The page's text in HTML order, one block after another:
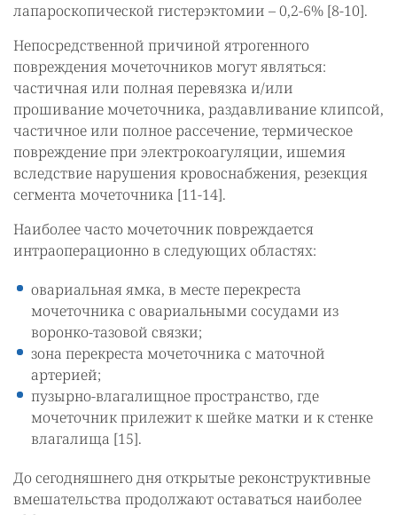
лапароскопической гистерэктомии – 0,2-6% [8-10].
Непосредственной причиной ятрогенного
повреждения мочеточников могут являться:
частичная или полная перевязка и/или
прошивание мочеточника, раздавливание клипсой,
частичное или полное рассечение, термическое
повреждение при электрокоагуляции, ишемия
вследствие нарушения кровоснабжения, резекция
сегмента мочеточника [11-14].
Наиболее часто мочеточник повреждается
интраоперационно в следующих областях:
овариальная ямка, в месте перекреста
мочеточника с овариальными сосудами из
воронко-тазовой связки;
зона перекреста мочеточника с маточной
артерией;
пузырно-влагалищное пространство, где
мочеточник прилежит к шейке матки и к стенке
влагалища [15].
До сегодняшнего дня открытые реконструктивные
вмешательства продолжают оставаться наиболее